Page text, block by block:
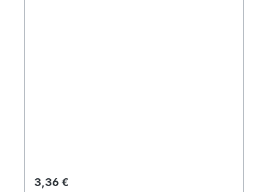
Regulärer Preis:
3,36 €